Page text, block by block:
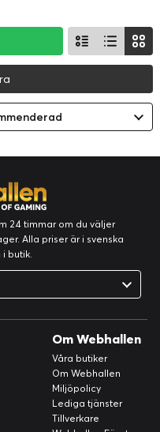
24 timmar om du väljer
Alla priser är i svenska
butik.
Om Webhallen
Våra butiker
Om Webhallen
Miljöpolicy
Lediga tjänster
Tillverkare